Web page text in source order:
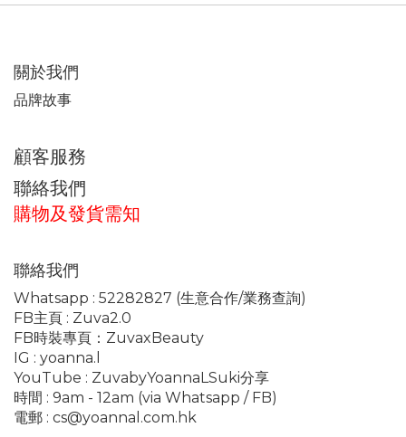
關於我們
品牌故事
顧客服務
聯絡我們
購物及發貨需知
聯絡我們
Whatsapp : 52282827 (生意合作/業務查詢)
FB主頁 : Zuva2.0
FB時裝專頁： ZuvaxBeauty
IG : yoanna.l
YouTube : ZuvabyYoannaLSuki分享
時間 : 9am - 12am (via Whatsapp / FB)
電郵 : cs@yoannal.com.hk